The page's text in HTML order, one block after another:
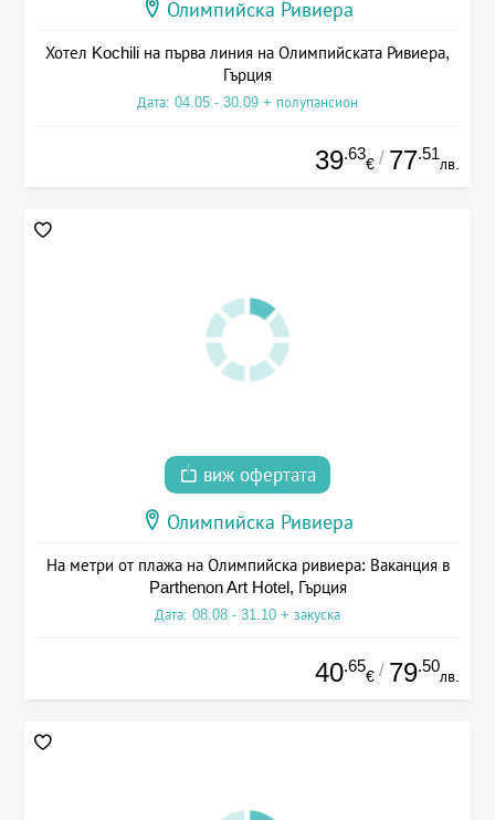
Олимпийска Ривиера
Хотел Kochili на първа линия на Олимпийската Ривиера,
Гърция
Дата: 04.05 - 30.09 + полупансион
39.63
€ / 77.51
лв.
виж офертата
Олимпийска Ривиера
На метри от плажа на Олимпийска ривиера: Ваканция в
Parthenon Art Hotel, Гърция
Дата: 08.08 - 31.10 + закуска
40.65
€ / 79.50
лв.